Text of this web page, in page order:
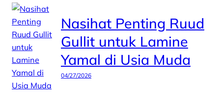
Nasihat Penting Ruud
Gullit untuk Lamine
Yamal di Usia Muda
04/27/2026